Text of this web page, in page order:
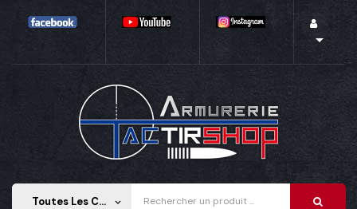

Toutes Les Catégories keyboard_arrow_down